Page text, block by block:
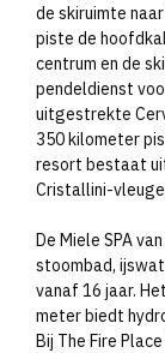
de skiruimte
piste de
centrum en de
pendeldienst
uitgestrekte
350 kilometer
resort bestaat
Cristallini-
De Miele SPA
stoombad,
vanaf 16 jaar.
meter biedt
Bij The Fire